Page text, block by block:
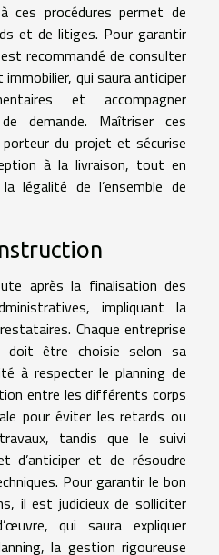
ces procédures permet de
et de litiges. Pour garantir
recommandé de consulter
qui saura anticiper
et accompagner
demande. Maîtriser ces
du projet et sécurise
à la livraison, tout en
légalité de l’ensemble de
après la finalisation des
impliquant la
Chaque entreprise
être choisie selon sa
à respecter le planning de
entre les différents corps
pour éviter les retards ou
tandis que le suivi
d’anticiper et de résoudre
Pour garantir le bon
il est judicieux de solliciter
qui saura expliquer
la gestion rigoureuse